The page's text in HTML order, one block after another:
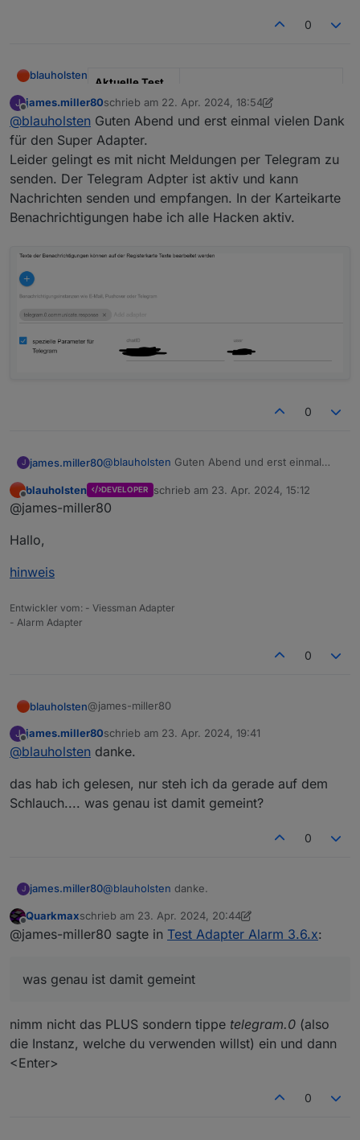
Aktivierung oder man benutzt „Aktivierung mit
zum Thema Staubsaugen etc: hierfür habe ich
0
blauholsten
Aktuelle Test
Version
3.6.x
Veröffentlichun
gsdatum
22.12.2022
https://github.com/misanorot/
ioBroker.alarm
Hier Adapter Beschreibung, Changelog etc.
J
Offline
james.miller80schrieb am 22. Apr. 2024, 18:54
zuletzt editiert von james.miller80
@blauholsten Guten Abend und erst einmal vielen Dank
für den Super Adapter.
Leider gelingt es mit nicht Meldungen per Telegram zu
senden. Der Telegram Adpter ist aktiv und kann
Nachrichten senden und empfangen. In der Karteikarte
Benachrichtigungen habe ich alle Hacken aktiv.
0
J james.miller80@blauholsten Guten Abend und erst einmal
Leider gelingt es mit nicht Meldungen per
Telegram zu senden. Der Telegram Adpter ist
Offline
blauholsten DEVELOPER schrieb am 23. Apr. 2024, 15:12
zuletzt editiert von
@james-miller80
Hallo,
hinweis
Entwickler vom: - Viessman Adapter
- Alarm Adapter
0
blauholsten@james-miller80
Hallo,
J
Offline
james.miller80schrieb am 23. Apr. 2024, 19:41
zuletzt editiert von
@blauholsten danke.
das hab ich gelesen, nur steh ich da gerade auf dem
Schlauch.... was genau ist damit gemeint?
0
J james.miller80@blauholsten danke.
das hab ich gelesen, nur steh ich da gerade auf
dem Schlauch.... was genau ist damit gemeint?
Offline
Quarkmaxschrieb am 23. Apr. 2024, 20:44
zuletzt editiert von Quarkmax
@james-miller80 sagte in Test Adapter Alarm 3.6.x:
was genau ist damit gemeint
nimm nicht das PLUS sondern tippe telegram.0 (also
die Instanz, welche du verwenden willst) ein und dann
<Enter>
0